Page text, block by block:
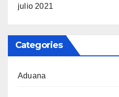
julio 2021
Categories
Aduana